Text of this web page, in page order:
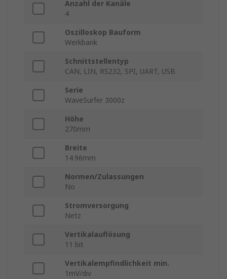
Anzahl der Kanäle
4
Oszilloskop Bauform
Werkbank
Schnittstellentyp
CAN, LIN, RS232, SPI, UART, USB
Serie
WaveSurfer 3000z
Höhe
270mm
Breite
14.96mm
Normen/Zulassungen
No
Stromversorgung
Netz
Vertikalauflösung
11 bit
Vertikalempfindlichkeit min.
1mV/div